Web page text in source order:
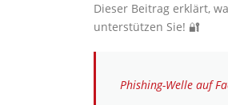
Dieser Beitrag erklärt,
unterstützen Sie! 🔐
Phishing-Welle auf